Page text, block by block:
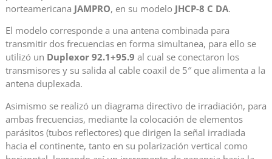
norteamericana JAMPRO, en su modelo JHCP-8 C DA.
El modelo corresponde a una antena combinada para
transmitir dos frecuencias en forma simultanea, para ello se
utilizó un Duplexor 92.1+95.9 al cual se conectaron los
transmisores y su salida al cable coaxil de 5″ que alimenta a la
antena duplexada.
Asimismo se realizó un diagrama directivo de irradiación, para
ambas frecuencias, mediante la colocación de elementos
parásitos (tubos reflectores) que dirigen la señal irradiada
hacia el continente, tanto en su polarización vertical como